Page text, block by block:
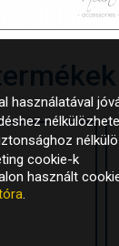
használatával
cookie-k
használt
.